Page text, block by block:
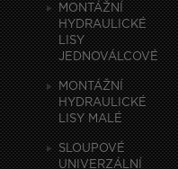
MONTÁŽNÍ
HYDRAULICKÉ
LISY
JEDNOVÁLCOVÉ
MONTÁŽNÍ
HYDRAULICKÉ
LISY MALÉ
SLOUPOVÉ
UNIVERZÁLNÍ